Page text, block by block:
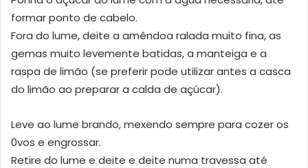
formar ponto de cabelo.
Fora do lume, deite a amêndoa ralada muito fina, as
gemas muito levemente batidas, a manteiga e a
raspa de limão (se preferir pode utilizar antes a casca
do limão ao preparar a calda de açúcar).
Leve ao lume brando, mexendo sempre para cozer os
0vos e engrossar.
Retire do lume e deite e deite numa travessa até